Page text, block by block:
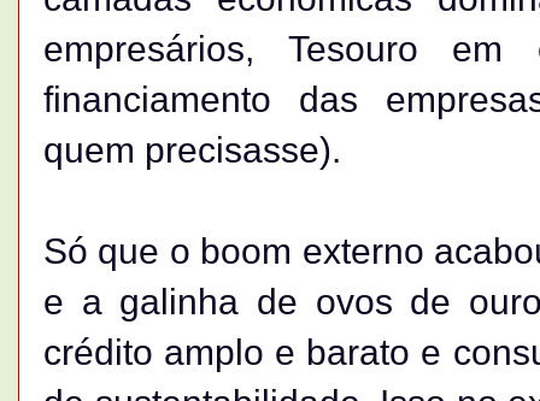
empresários, Tesouro
financiamento das
quem precisasse).
Só que o boom externo
e a galinha de ovos de
crédito amplo e barato e